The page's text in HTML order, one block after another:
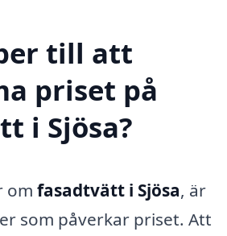
till att
priset på
i Sjösa?
om fasadtvätt i Sjösa, är
som påverkar priset. Att